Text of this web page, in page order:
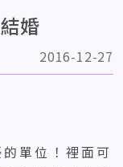
婚
2016-12-27
單位！裡面可